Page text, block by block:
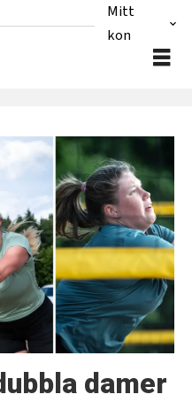
Mitt
konto
damer